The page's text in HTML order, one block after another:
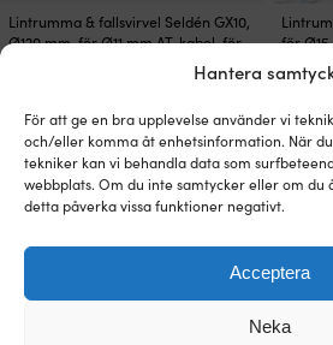
Hantera
För att ge en bra upplevelse använder vi
och/eller komma åt enhetsinformation. När
tekniker kan vi behandla data som
webbplats. Om du inte samtycker eller om du
detta påverka vissa funktioner negativt.
Acceptera
Neka
Lintrumma & fallsvirvel Seldén GX10,
Ø120 mm, för Ø11 mm AT-kabel, för
asymmetrisk spinnaker/gennaker
14 249kr
för Ø15
3 - 6